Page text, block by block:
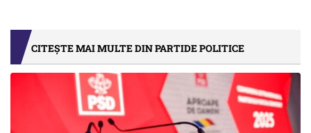
CITEȘTE MAI MULTE DIN PARTIDE POLITICE